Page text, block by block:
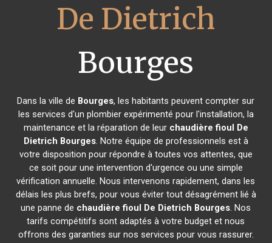
De Dietrich
Bourges
Dans la ville de Bourges, les habitants peuvent compter sur
les services d'un plombier expérimenté pour l'installation, la
maintenance et la réparation de leur chaudière fioul De
Dietrich Bourges. Notre équipe de professionnels est à
votre disposition pour répondre à toutes vos attentes, que
ce soit pour une intervention d'urgence ou une simple
vérification annuelle. Nous intervenons rapidement, dans les
délais les plus brefs, pour vous éviter tout désagrément lié à
une panne de chaudière fioul De Dietrich Bourges. Nos
tarifs compétitifs sont adaptés à votre budget et nous
offrons des garanties sur nos services pour vous rassurer.